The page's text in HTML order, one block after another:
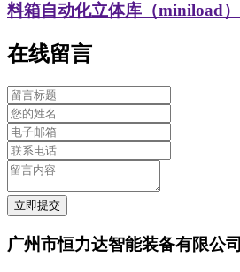
料箱自动化立体库（miniload）
在线留言
立即提交
广州市恒力达智能装备有限公司